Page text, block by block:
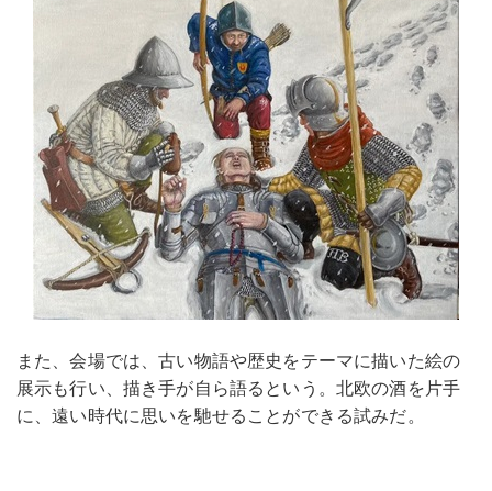
また、会場では、古い物語や歴史をテーマに描いた絵の
展示も行い、描き手が自ら語るという。北欧の酒を片手
に、遠い時代に思いを馳せることができる試みだ。